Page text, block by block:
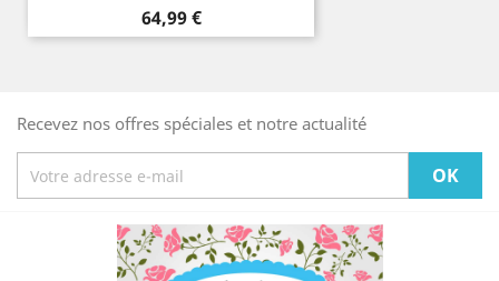
Prix
64,99 €
Recevez nos offres spéciales et notre actualité